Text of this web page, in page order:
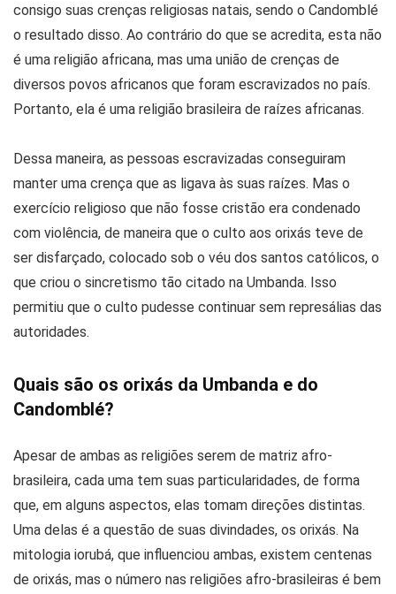
consigo suas crenças religiosas natais, sendo o Candomblé
o resultado disso. Ao contrário do que se acredita, esta não
é uma religião africana, mas uma união de crenças de
diversos povos africanos que foram escravizados no país.
Portanto, ela é uma religião brasileira de raízes africanas.
Dessa maneira, as pessoas escravizadas conseguiram
manter uma crença que as ligava às suas raízes. Mas o
exercício religioso que não fosse cristão era condenado
com violência, de maneira que o culto aos orixás teve de
ser disfarçado, colocado sob o véu dos santos católicos, o
que criou o sincretismo tão citado na Umbanda. Isso
permitiu que o culto pudesse continuar sem represálias das
autoridades.
Quais são os orixás da Umbanda e do
Candomblé?
Apesar de ambas as religiões serem de matriz afro-
brasileira, cada uma tem suas particularidades, de forma
que, em alguns aspectos, elas tomam direções distintas.
Uma delas é a questão de suas divindades, os orixás. Na
mitologia iorubá, que influenciou ambas, existem centenas
de orixás, mas o número nas religiões afro-brasileiras é bem